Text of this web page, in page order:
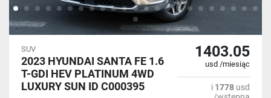
SUV
2023 HYUNDAI SANTA FE 1.6
T-GDI HEV PLATINUM 4WD
LUXURY SUN ID C000395
1403.05
usd /miesiąc
i 1778 usd